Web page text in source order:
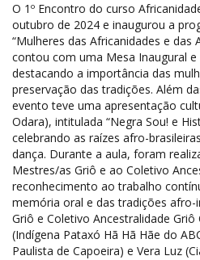
O 1º Encontro do curso
outubro de 2024 e inaugurou a
“Mulheres das Africanidades e das
contou com uma Mesa Inaugural e
destacando a importância das
preservação das tradições. Além
evento teve uma apresentação
Odara), intitulada “Negra Sou! e
celebrando as raízes afro-
dança. Durante a aula, foram
Mestres/as Griô e ao Coletivo
reconhecimento ao trabalho
memória oral e das tradições afro-
Griô e Coletivo Ancestralidade Griô
(Indígena Pataxó Hã Hã Hãe do
Paulista de Capoeira) e Vera Luz